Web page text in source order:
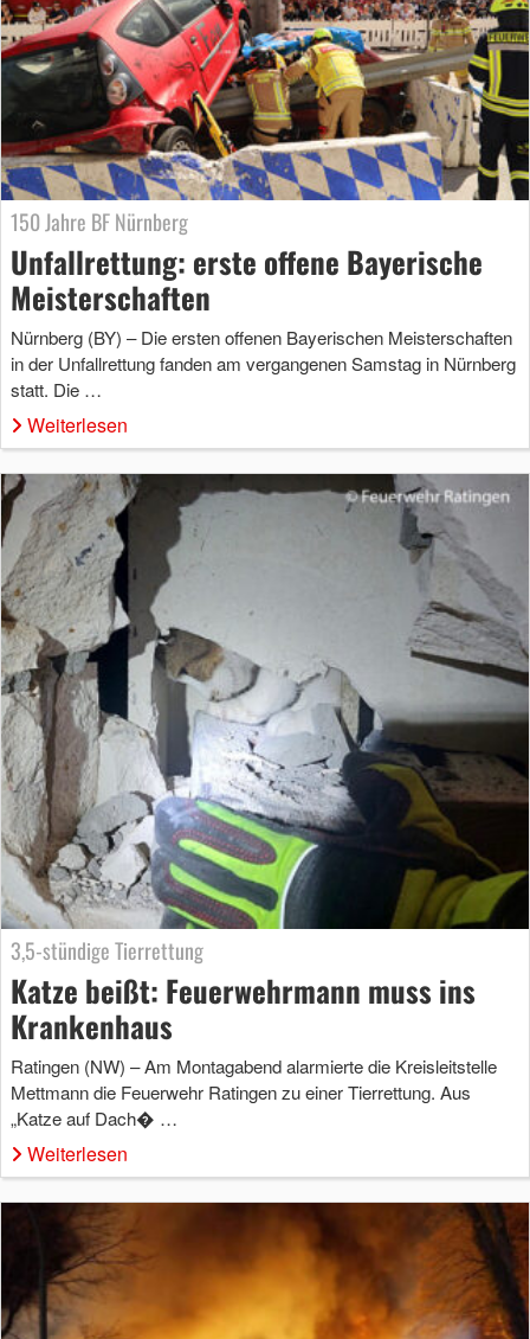
150 Jahre BF Nürnberg
Unfallrettung: erste offene Bayerische
Meisterschaften
Nürnberg (BY) – Die ersten offenen Bayerischen Meisterschaften
in der Unfallrettung fanden am vergangenen Samstag in Nürnberg
statt. Die …
Weiterlesen
3,5-stündige Tierrettung
Katze beißt: Feuerwehrmann muss ins
Krankenhaus
Ratingen (NW) – Am Montagabend alarmierte die Kreisleitstelle
Mettmann die Feuerwehr Ratingen zu einer Tierrettung. Aus
„Katze auf Dach� …
Weiterlesen